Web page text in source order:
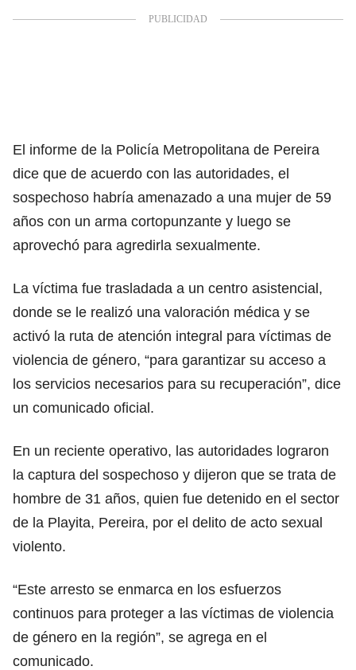
El informe de la Policía Metropolitana de Pereira
dice que de acuerdo con las autoridades, el
sospechoso habría amenazado a una mujer de 59
años con un arma cortopunzante y luego se
aprovechó para agredirla sexualmente.
La víctima fue trasladada a un centro asistencial,
donde se le realizó una valoración médica y se
activó la ruta de atención integral para víctimas de
violencia de género, “para garantizar su acceso a
los servicios necesarios para su recuperación”, dice
un comunicado oficial.
En un reciente operativo, las autoridades lograron
la captura del sospechoso y dijeron que se trata de
hombre de 31 años, quien fue detenido en el sector
de la Playita, Pereira, por el delito de acto sexual
violento.
“Este arresto se enmarca en los esfuerzos
continuos para proteger a las víctimas de violencia
de género en la región”, se agrega en el
comunicado.